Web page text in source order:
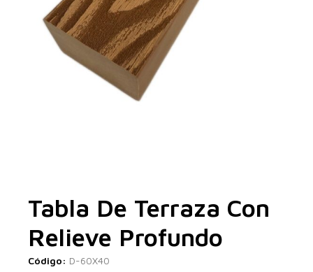
Tabla De Terraza Con
Relieve Profundo
Código: D-60X40